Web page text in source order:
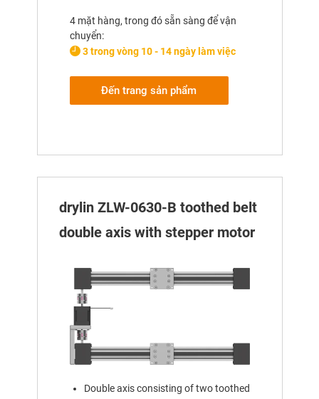
4 mặt hàng, trong đó sẵn sàng để vận
chuyển:
3 trong vòng 10 - 14 ngày làm việc
Đến trang sản phẩm
drylin ZLW-0630-B toothed belt
double axis with stepper motor
Double axis consisting of two toothed